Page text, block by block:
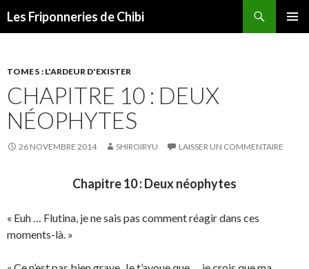
Les Friponneries de Chibi
TOME 5 : L'ARDEUR D'EXISTER
CHAPITRE 10 : DEUX
NÉOPHYTES
26 NOVEMBRE 2014 SHIROIRYU LAISSER UN COMMENTAIRE
Chapitre 10 : Deux néophytes
« Euh … Flutina, je ne sais pas comment réagir dans ces
moments-là. »